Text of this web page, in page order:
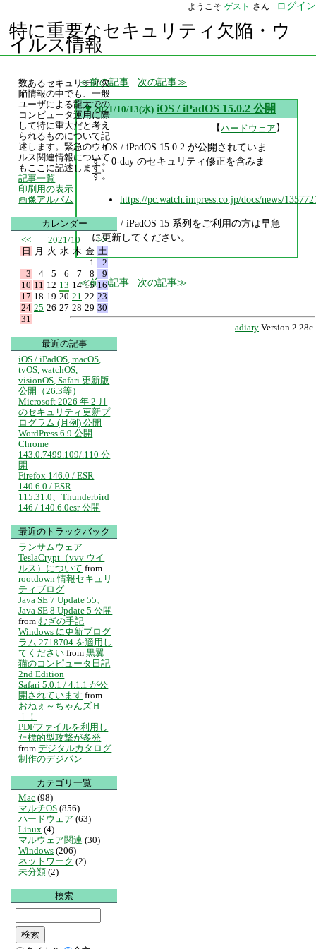
ようこそ ゲスト さん ログイン
特に重要なセキュリティ欠陥・ウ
イルス情報
前の記事 次の記事
▼ 2021/10/13(水) iOS / iPadOS 15.0.2 公開
【ハードウェア】
iOS / iPadOS 15.0.2 が公開されていま
す。0-day のセキュリティ修正を含みま
す。
https://pc.watch.impress.co.jp/docs/news/
iOS / iPadOS 15 系列をご利用の方は早急
に更新してください。
前の記事 次の記事
adiary Version 2.28c.
数あるセキュリティ欠
陥情報の中でも、一般
ユーザによる龍大での
コンピュータ運用に際
して特に重大だと考え
られるものについて記
述します。緊急のウイ
ルス関連情報について
もここに記述します。
記事一覧
印刷用の表示
画像アルバム
カレンダー
<<
2021/10
>>
日
月 火 水 木 金 土
1
2
3
4 5 6 7 8
9
10 11 12 13 14 15 16
17 18 19 20 21 22 23
24 25 26 27 28 29 30
31
最近の記事
iOS / iPadOS, macOS,
tvOS, watchOS,
visionOS, Safari 更新版
公開（26.3等）
Microsoft 2026 年 2 月
のセキュリティ更新プ
ログラム (月例) 公開
WordPress 6.9 公開
Chrome
143.0.7499.109/.110 公
開
Firefox 146.0 / ESR
140.6.0 / ESR
115.31.0、Thunderbird
146 / 140.6.0esr 公開
最近のトラックバック
ランサムウェア
TeslaCrypt（vvv ウイ
ルス）について from
rootdown 情報セキュリ
ティブログ
Java SE 7 Update 55、
Java SE 8 Update 5 公開
from むぎの手記
Windows に更新プログ
ラム 2718704 を適用し
てください from 黒翼
猫のコンピュータ日記
2nd Edition
Safari 5.0.1 / 4.1.1 が公
開されています from
おねぇ～ちゃんズＨ
ｉ！
PDFファイルを利用し
た標的型攻撃が多発
from デジタルカタログ
制作のデジパン
カテゴリ一覧
Mac (98)
マルチOS (856)
ハードウェア (63)
Linux (4)
マルウェア関連 (30)
Windows (206)
ネットワーク (2)
未分類 (2)
検索